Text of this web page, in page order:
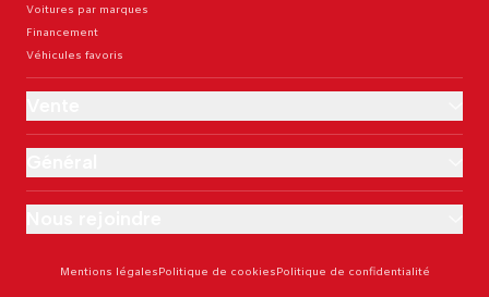
Voitures par marques
Financement
Véhicules favoris
Mentions légalesPolitique de cookiesPolitique de confidentialité